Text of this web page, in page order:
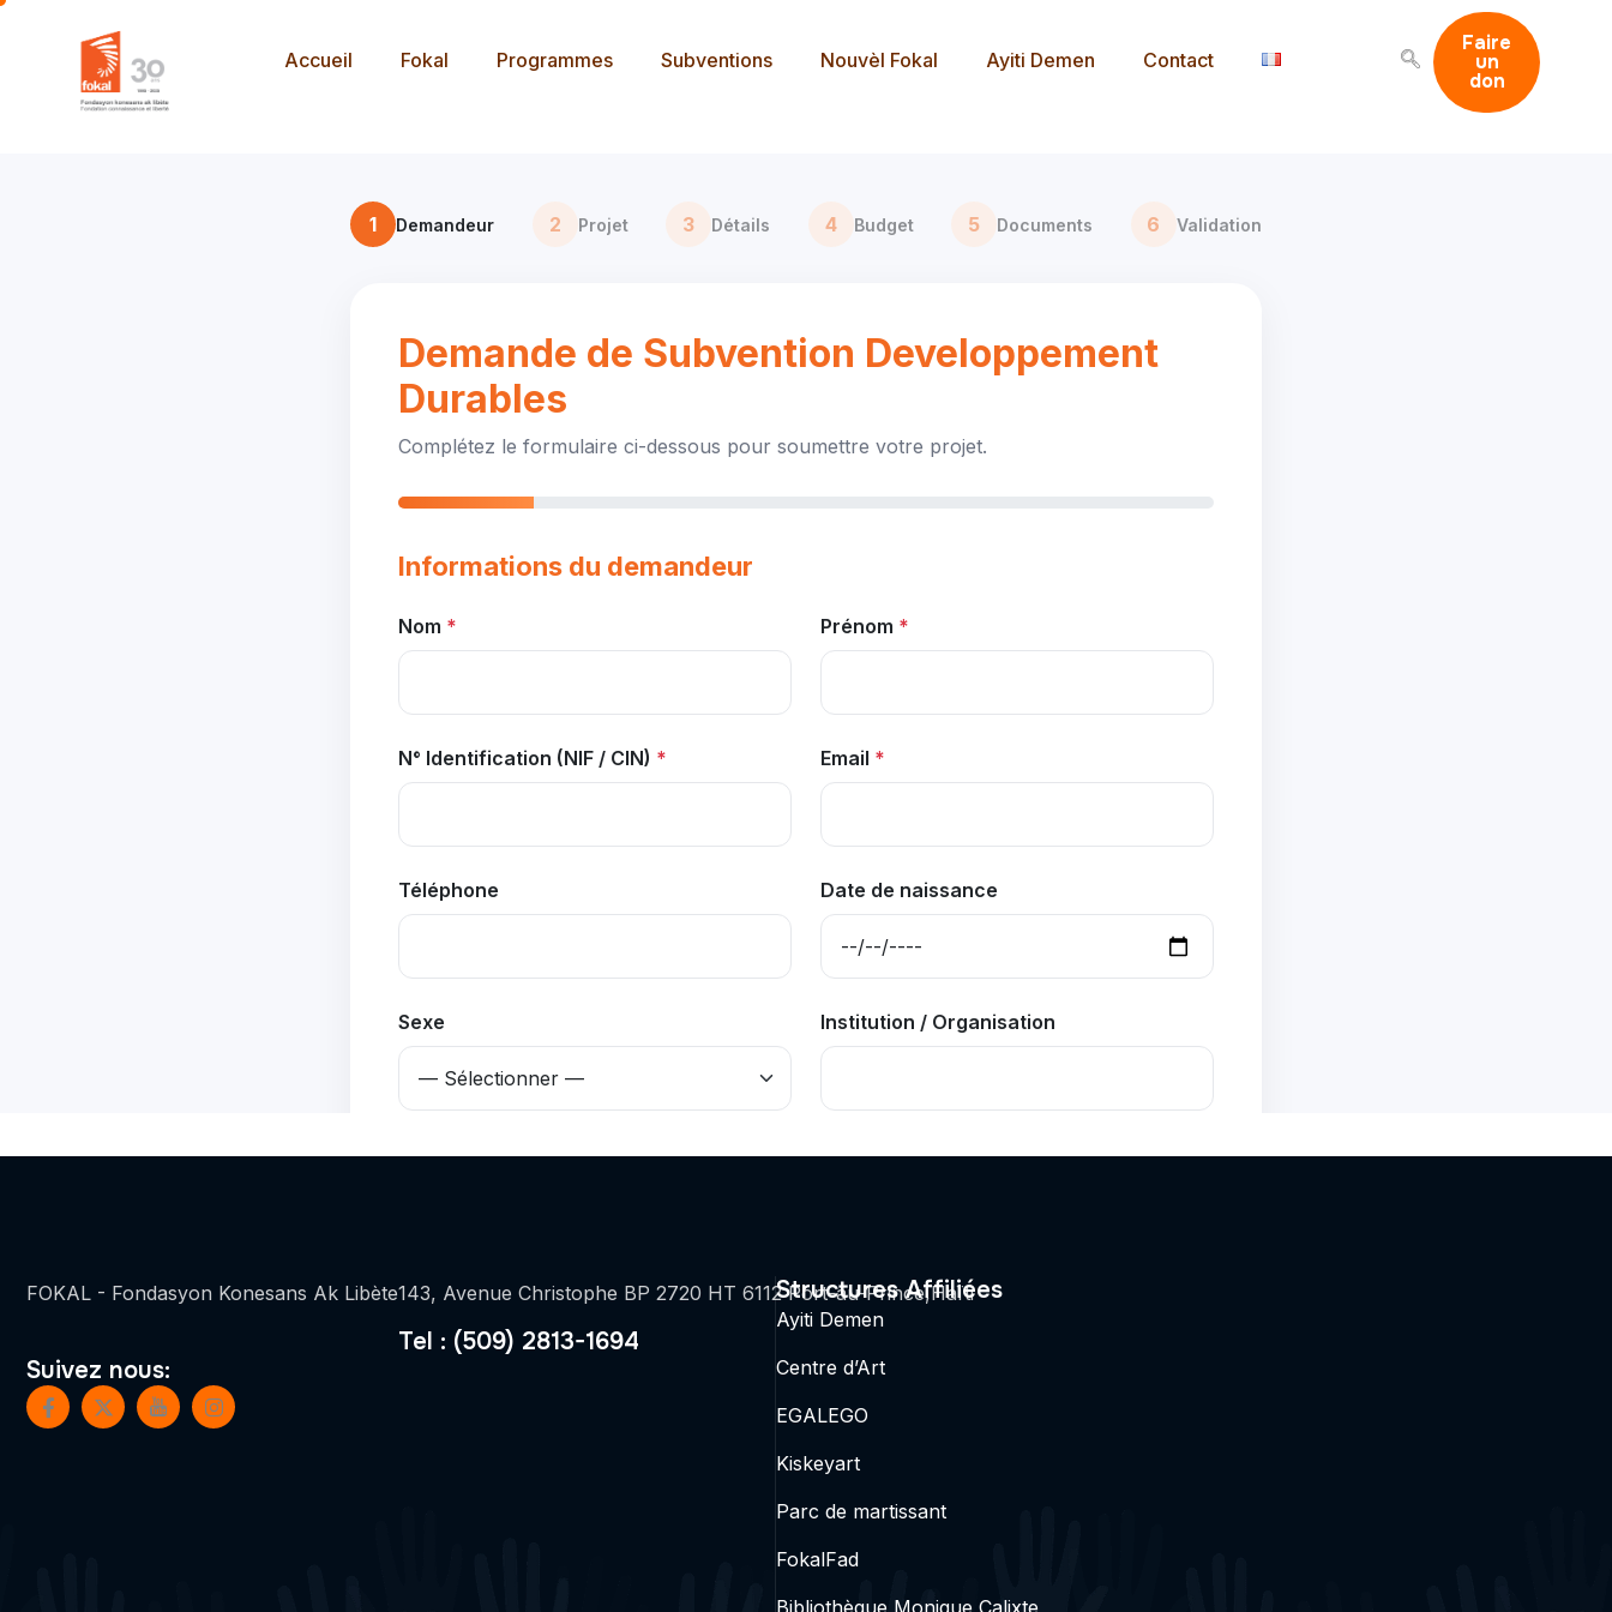
Accueil Fokal Programmes Subventions Nouvèl Fokal Ayiti Demen Contact
Faire
un
don
FOKAL - Fondasyon Konesans Ak Libète143, Avenue Christophe BP 2720 HT 6112 Port-au-Prince,Haïti
Tel : (509) 2813-1694
Suivez nous:
Structures Affiliées
Ayiti Demen
Centre d’Art
EGALEGO
Kiskeyart
Parc de martissant
FokalFad
Bibliothèque Monique Calixte